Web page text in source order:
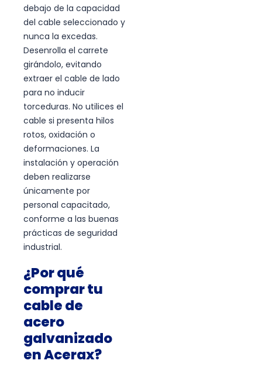
debajo de la capacidad
del cable seleccionado y
nunca la excedas.
Desenrolla el carrete
girándolo, evitando
extraer el cable de lado
para no inducir
torceduras. No utilices el
cable si presenta hilos
rotos, oxidación o
deformaciones. La
instalación y operación
deben realizarse
únicamente por
personal capacitado,
conforme a las buenas
prácticas de seguridad
industrial.
¿Por qué
comprar tu
cable de
acero
galvanizado
en Acerax?